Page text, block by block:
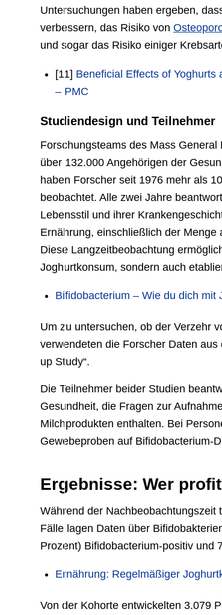
Untersuchungen haben ergeben,
verbessern, das Risiko von
und sogar das Risiko einiger
[11] Beneficial Effects of
– PMC
Studiendesign und Teilnehmer
Forschungsteams des Mass
über 132.000 Angehörigen der
haben Forscher seit 1976 mehr als
beobachtet. Alle zwei Jahre
Lebensstil und ihrer
Ernährung, einschließlich der
Diese Langzeitbeobachtung
Joghurtkonsum, sondern auch
Bifidobacterium – Wie du dich
Um zu untersuchen, ob der Verzehr
verwendeten die Forscher Daten aus
up Study“.
Die Teilnehmer beider Studien
Gesundheit, die Fragen zur
Milchprodukten enthalten. Bei
Gewebeproben auf Bifidobacterium-
Ergebnisse: Wer
Während der Nachbeobachtungszeit
Fälle lagen Daten über
Prozent) Bifidobacterium-positiv und
Ernährung: Regelmäßiger
Von der Kohorte entwickelten 3.079